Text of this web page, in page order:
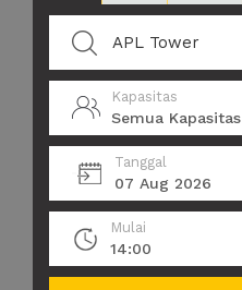
Kapasitas
Semua Kapasitas
Tanggal
07 Aug 2026
Mulai
14:00